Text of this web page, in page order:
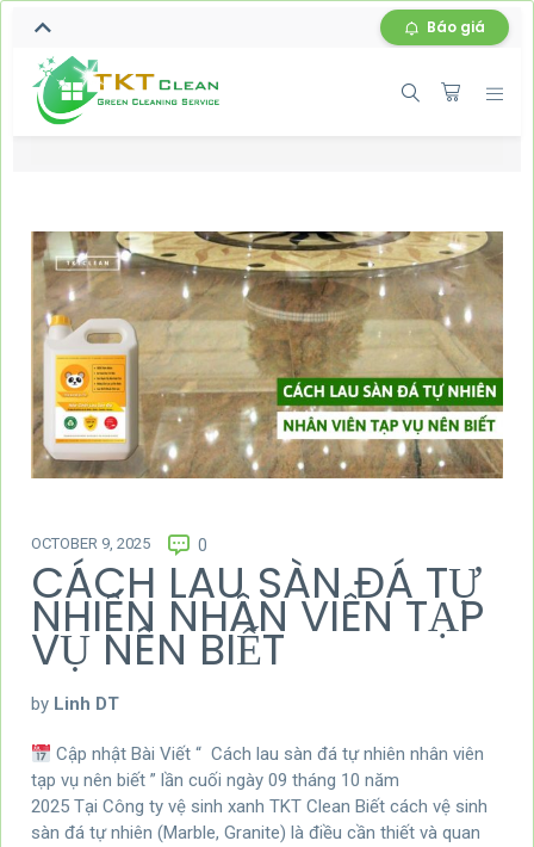
Báo giá
OCTOBER 9, 2025 0
CÁCH LAU SÀN ĐÁ TỰ
NHIÊN NHÂN VIÊN TẠP
VỤ NÊN BIẾT
by Linh DT
Cập nhật Bài Viết “ Cách lau sàn đá tự nhiên nhân viên
tạp vụ nên biết ” lần cuối ngày 09 tháng 10 năm
2025 Tại Công ty vệ sinh xanh TKT Clean Biết cách vệ sinh
sàn đá tự nhiên (Marble, Granite) là điều cần thiết và quan